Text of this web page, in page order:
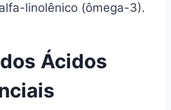
linolênico (ômega-3).
Ácidos